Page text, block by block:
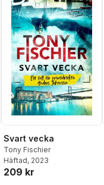
Svart vecka
Tony Fischier
Häftad, 2023
209 kr